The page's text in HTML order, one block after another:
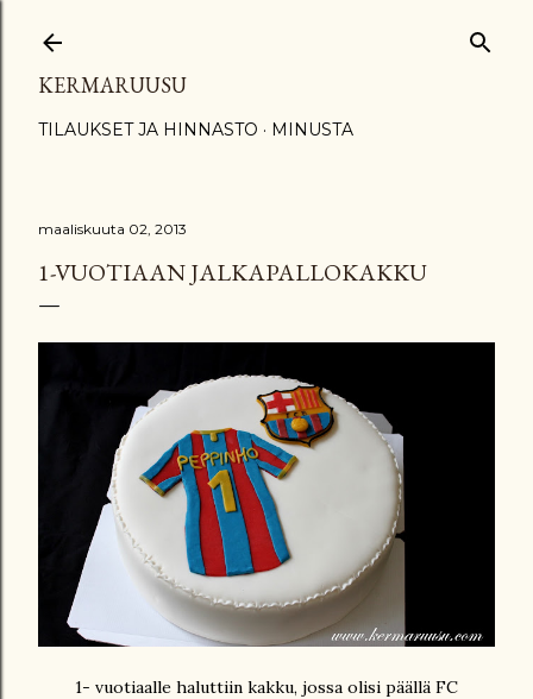
KERMARUUSU
TILAUKSET JA HINNASTO MINUSTA
maaliskuuta 02, 2013
1-VUOTIAAN JALKAPALLOKAKKU
1- vuotiaalle haluttiin kakku, jossa olisi päällä FC